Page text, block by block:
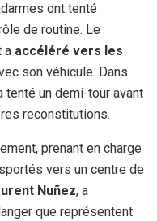
ont tenté
de routine. Le
a accéléré vers les
son véhicule. Dans
un demi-tour avant
reconstitutions.
prenant en charge
vers un centre de
Nuñez, a
que représentent